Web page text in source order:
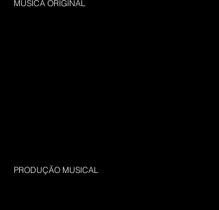
MÚSICA ORIGINAL
PRODUÇÃO MUSICAL